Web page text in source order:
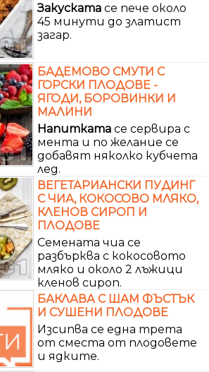
Закуската се пече около
45 минути до златист
загар.
БАДЕМОВО СМУТИ С
ГОРСКИ ПЛОДОВЕ -
ЯГОДИ, БОРОВИНКИ И
МАЛИНИ
Напитката се сервира с
мента и по желание се
добавят няколко кубчета
лед.
ВЕГЕТАРИАНСКИ ПУДИНГ
С ЧИА, КОКОСОВО МЛЯКО,
КЛЕНОВ СИРОП И
ПЛОДОВЕ
Семената чиа се
разбърква с кокосовото
мляко и около 2 лъжици
кленов сироп.
БАКЛАВА С ШАМ ФЪСТЪК
И СУШЕНИ ПЛОДОВЕ
Изсипва се една трета
от сместа от плодовете
и ядките.